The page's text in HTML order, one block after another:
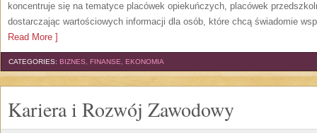
koncentruje się na tematyce placówek opiekuńczych, placówek
dostarczając wartościowych informacji dla osób, które chcą świadomie
Read More ]
CATEGORIES: BIZNES, FINANSE, EKONOMIA
Kariera i Rozwój Zawodowy